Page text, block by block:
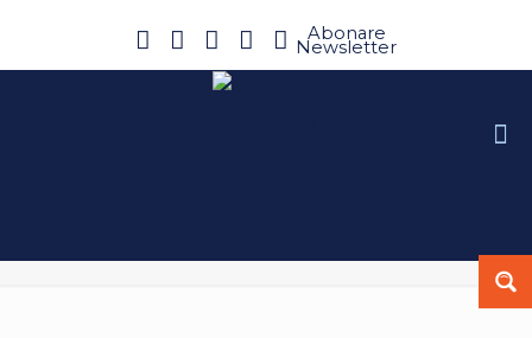
Abonare
Newsletter